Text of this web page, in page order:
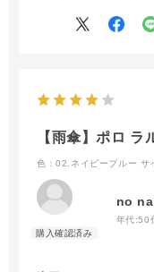
【雨傘】ポロ ラ
色：02.ネイビーブルー サ
no
年代:50